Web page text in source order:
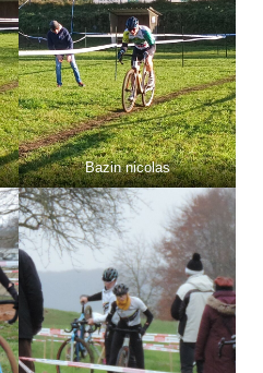
Bazin nicolas